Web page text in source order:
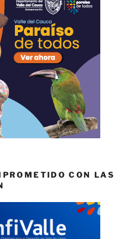
CON LAS